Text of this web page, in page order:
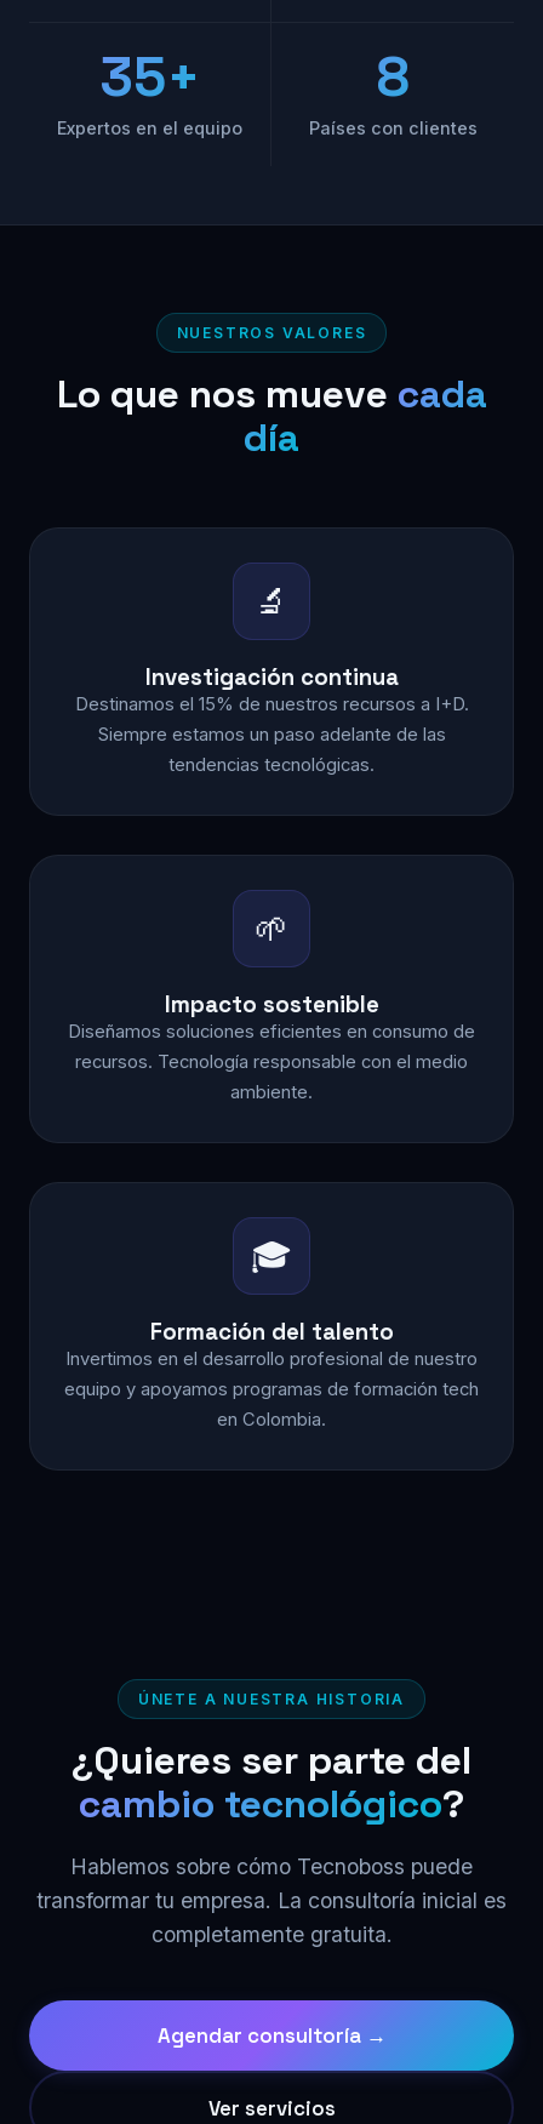
35+
Expertos en el equipo
8
Países con clientes
NUESTROS VALORES
Lo que nos mueve cada
día
🔬
Investigación continua
Destinamos el 15% de nuestros recursos a I+D.
Siempre estamos un paso adelante de las
tendencias tecnológicas.
🌱
Impacto sostenible
Diseñamos soluciones eficientes en consumo de
recursos. Tecnología responsable con el medio
ambiente.
🎓
Formación del talento
Invertimos en el desarrollo profesional de nuestro
equipo y apoyamos programas de formación tech
en Colombia.
ÚNETE A NUESTRA HISTORIA
¿Quieres ser parte del
cambio tecnológico?
Hablemos sobre cómo Tecnoboss puede
transformar tu empresa. La consultoría inicial es
completamente gratuita.
Agendar consultoría →
Ver servicios